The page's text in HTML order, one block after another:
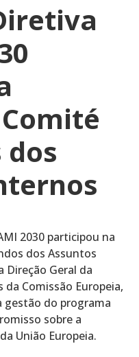
dos
2030 participou na
dos Assuntos
Direção Geral da
Comissão Europeia,
gestão do programa
sobre a
União Europeia.